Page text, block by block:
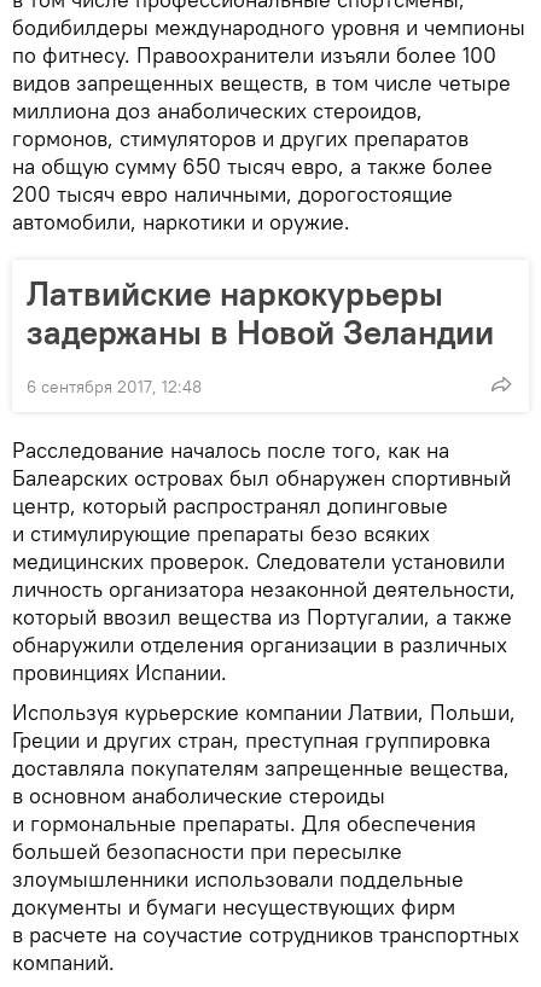
бодибилдеры международного уровня и чемпионы
по фитнесу. Правоохранители изъяли более 100
видов запрещенных веществ, в том числе четыре
миллиона доз анаболических стероидов,
гормонов, стимуляторов и других препаратов
на общую сумму 650 тысяч евро, а также более
200 тысяч евро наличными, дорогостоящие
автомобили, наркотики и оружие.
Латвийские наркокурьеры
задержаны в Новой Зеландии
6 сентября 2017, 12:48
Расследование началось после того, как на
Балеарских островах был обнаружен спортивный
центр, который распространял допинговые
и стимулирующие препараты безо всяких
медицинских проверок. Следователи установили
личность организатора незаконной деятельности,
который ввозил вещества из Португалии, а также
обнаружили отделения организации в различных
провинциях Испании.
Используя курьерские компании Латвии, Польши,
Греции и других стран, преступная группировка
доставляла покупателям запрещенные вещества,
в основном анаболические стероиды
и гормональные препараты. Для обеспечения
большей безопасности при пересылке
злоумышленники использовали поддельные
документы и бумаги несуществующих фирм
в расчете на соучастие сотрудников транспортных
компаний.